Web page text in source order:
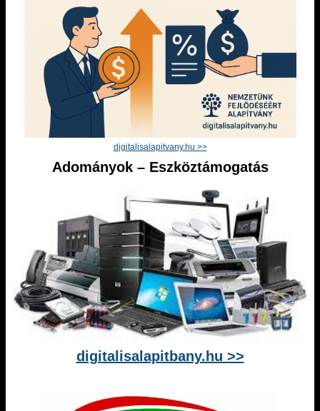
digitalisalapitvany.hu >>
Adományok – Eszköztámogatás
digitalisalapitbany.hu >>